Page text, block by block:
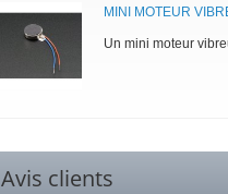
MINI MOTEUR
Un mini moteur
Avis clients